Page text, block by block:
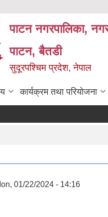
पाटन नगरपालिका,
पाटन, बैतडी
सुदूरपश्चिम प्रदेश, नेपाल
कार्यक्रम तथा परियोजना
01/22/2024 - 14:16